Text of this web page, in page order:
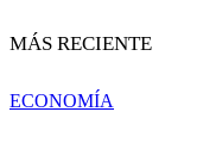
MÁS RECIENTE
ECONOMÍA